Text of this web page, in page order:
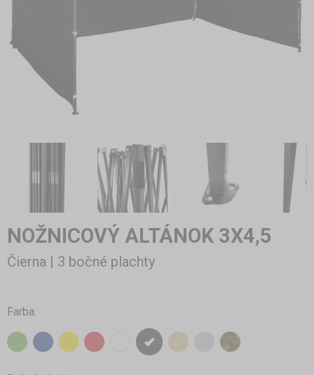
NOŽNICOVÝ ALTÁNOK 3X4,5
Čierna | 3 bočné plachty
Farba: